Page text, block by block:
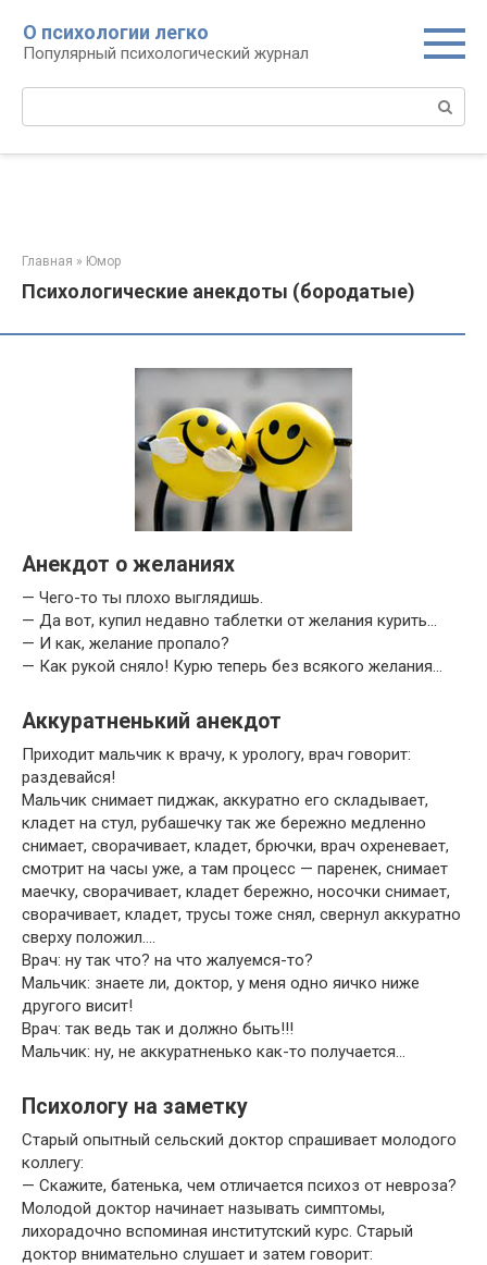
контенту
О психологии легко
Популярный психологический журнал
Главная » Юмор
Психологические анекдоты (бородатые)
Анекдот о желаниях
— Чего-то ты плохо выглядишь.
— Да вот, купил недавно таблетки от желания курить…
— И как, желание пропало?
— Как рукой сняло! Курю теперь без всякого желания…
Аккуратненький анекдот
Приходит мальчик к врачу, к урологу, врач говорит:
раздевайся!
Мальчик снимает пиджак, аккуратно его складывает,
кладет на стул, рубашечку так же бережно медленно
снимает, сворачивает, кладет, брючки, врач охреневает,
смотрит на часы уже, а там процесс — паренек, снимает
маечку, сворачивает, кладет бережно, носочки снимает,
сворачивает, кладет, трусы тоже снял, свернул аккуратно
сверху положил….
Врач: ну так что? на что жалуемся-то?
Мальчик: знаете ли, доктор, у меня одно яичко ниже
другого висит!
Врач: так ведь так и должно быть!!!
Мальчик: ну, не аккуратненько как-то получается…
Психологу на заметку
Старый опытный сельский доктор спрашивает молодого
коллегу:
— Скажите, батенька, чем отличается психоз от невроза?
Молодой доктор начинает называть симптомы,
лихорадочно вспоминая институтский курс. Старый
доктор внимательно слушает и затем говорит: